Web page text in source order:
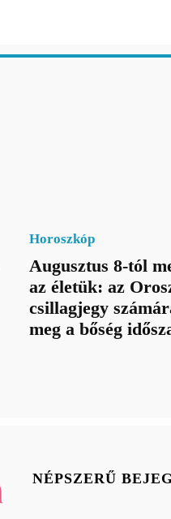
Horoszkóp
Augusztus 8-tól
az életük: az
csillagjegy
meg a bőség
NÉPSZERŰ